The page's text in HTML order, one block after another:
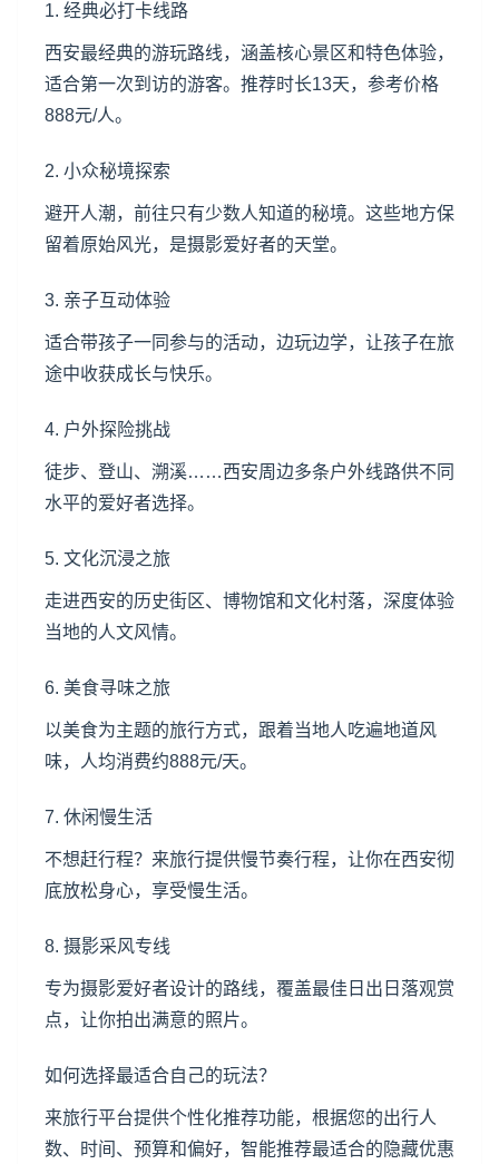
1. 经典必打卡线路
西安最经典的游玩路线，涵盖核心景区和特色体验，
适合第一次到访的游客。推荐时长13天，参考价格
888元/人。
2. 小众秘境探索
避开人潮，前往只有少数人知道的秘境。这些地方保
留着原始风光，是摄影爱好者的天堂。
3. 亲子互动体验
适合带孩子一同参与的活动，边玩边学，让孩子在旅
途中收获成长与快乐。
4. 户外探险挑战
徒步、登山、溯溪……西安周边多条户外线路供不同
水平的爱好者选择。
5. 文化沉浸之旅
走进西安的历史街区、博物馆和文化村落，深度体验
当地的人文风情。
6. 美食寻味之旅
以美食为主题的旅行方式，跟着当地人吃遍地道风
味，人均消费约888元/天。
7. 休闲慢生活
不想赶行程？来旅行提供慢节奏行程，让你在西安彻
底放松身心，享受慢生活。
8. 摄影采风专线
专为摄影爱好者设计的路线，覆盖最佳日出日落观赏
点，让你拍出满意的照片。
如何选择最适合自己的玩法？
来旅行平台提供个性化推荐功能，根据您的出行人
数、时间、预算和偏好，智能推荐最适合的隐藏优惠